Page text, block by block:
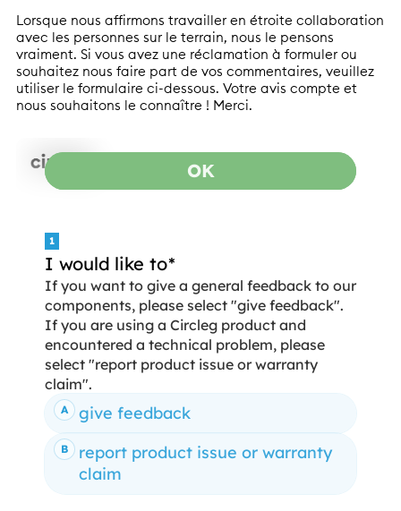
Lorsque nous affirmons travailler en étroite collaboration
avec les personnes sur le terrain, nous le pensons
vraiment. Si vous avez une réclamation à formuler ou
souhaitez nous faire part de vos commentaires, veuillez
utiliser le formulaire ci-dessous. Votre avis compte et
nous souhaitons le connaître ! Merci.